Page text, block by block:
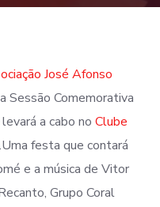
José Afonso
Sessão Comemorativa
a cabo noClube
festa que contará
e a música de Vitor
Grupo Coral